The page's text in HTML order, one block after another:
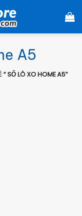
A5
SỔ LÒ XO HOME A5”